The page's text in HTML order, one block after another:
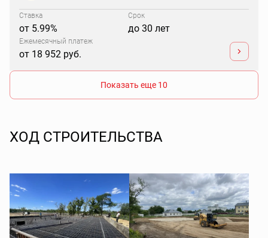
Ставка
от 5.99%
Срок
до 30 лет
Ежемесячный платеж
от 18 952 руб.
Показать еще 10
ХОД СТРОИТЕЛЬСТВА